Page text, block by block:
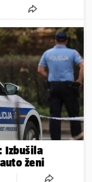
Izbušila
ženi